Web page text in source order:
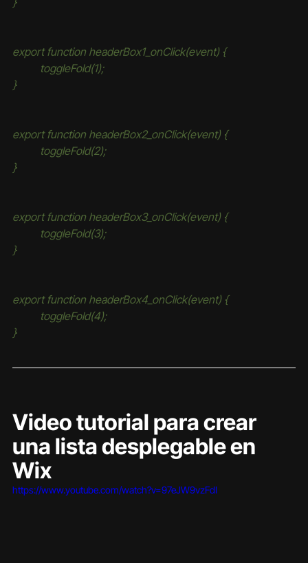
export function headerBox1_onClick(event) {
	toggleFold(1);
}
export function headerBox2_onClick(event) {
	toggleFold(2);
}
export function headerBox3_onClick(event) {
	toggleFold(3);
}
export function headerBox4_onClick(event) {
	toggleFold(4);
}
Video tutorial para crear
una lista desplegable en
Wix
https://www.youtube.com/watch?v=97eJW9vzFdI